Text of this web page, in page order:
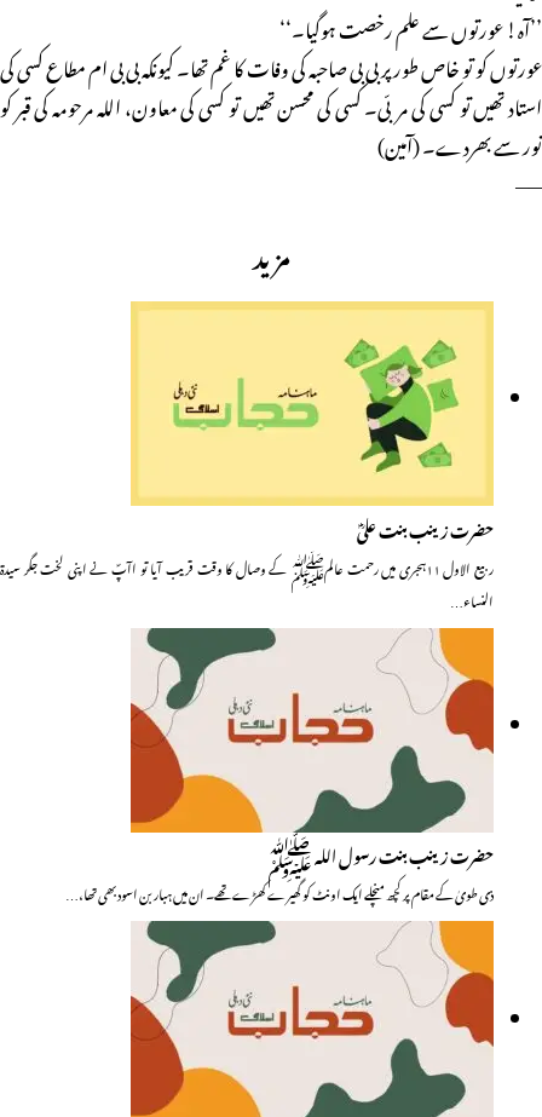
’’آہ! عورتوں سے علم رخصت ہوگیا۔‘‘
عورتوں کو تو خاص طور پر بی بی صاحبہ کی وفات کا غم تھا۔ کیونکہ بی بی ام مطاع کسی کی
استاد تھیں تو کسی کی مربّی۔ کسی کی محسن تھیں تو کسی کی معاون، اللہ مرحومہ کی قبر کو
نور سے بھردے۔ (آمین)
——
مزید
حضرت زینب بنت علیؓ
ربیع الاول ۱۱ہجری میں رحمت عالمﷺ کے وصال کا وقت قریب آیا تو اآپؐ نے اپنی لخت جگر سیدۃ
النساء…
حضرت زینب بنت رسول اللہ ﷺ
ذی طویٰ کے مقام پر کچھ منچلے ایک اونٹ کو گھیرے کھڑے تھے۔ ان میں ہبار بن اسود بھی تھا،…